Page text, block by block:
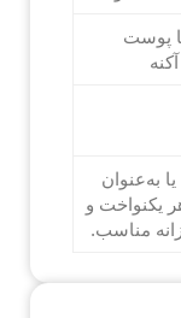
با پوست
به‌عنوان
یکنواخت و
مناسب.